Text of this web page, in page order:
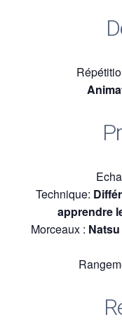
Technique:
apprendre
Morceaux :